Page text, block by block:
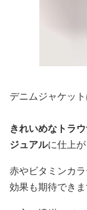
デニムジャケッ
きれいめなトラ
ジュアルに仕上が
赤やビタミンカ
効果も期待できま